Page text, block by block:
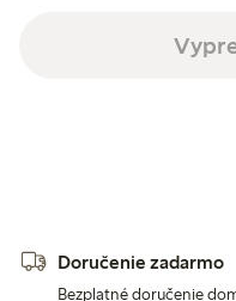
Doručenie zadarmo
Bezplatné doručenie